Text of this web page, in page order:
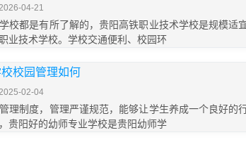
04-21
校都是有所了解的，贵阳高铁职业技术学校是规模适
业技术学校。学校交通便利、校园环
校园管理如何
02-04
理制度，管理严谨规范，能够让学生养成一个良好的
贵阳好的幼师专业学校是贵阳幼师学